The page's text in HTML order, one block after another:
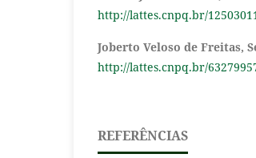
http://lattes.cnpq.br/
Joberto Veloso de Freitas,
http://lattes.cnpq.br/
REFERÊNCIAS